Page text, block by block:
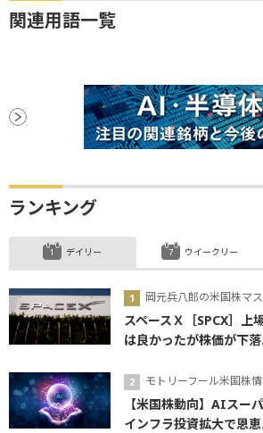
関連用語一覧
ランキング
デイリー
岡元兵八郎の米国株マ
スペースＸ［SPCX］上
は良かったが株価が下
モトリーフール米国株
【米国株動向】AIスー
インフラ投資拡大で恩
ウイークリー